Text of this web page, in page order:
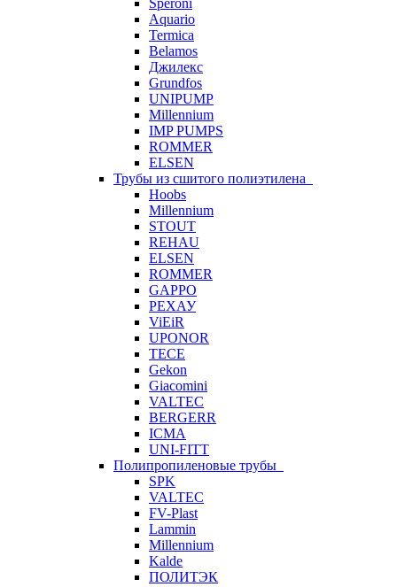
Speroni
Aquario
Termica
Belamos
Джилекс
Grundfos
UNIPUMP
Millennium
IMP PUMPS
ROMMER
ELSEN
Трубы из сшитого полиэтилена
Hoobs
Millennium
STOUT
REHAU
ELSEN
ROMMER
GAPPO
РЕХАУ
ViEiR
UPONOR
TECE
Gekon
Giacomini
VALTEC
BERGERR
ICMA
UNI-FITT
Полипропиленовые трубы
SPK
VALTEC
FV-Plast
Lammin
Millennium
Kalde
ПОЛИТЭК